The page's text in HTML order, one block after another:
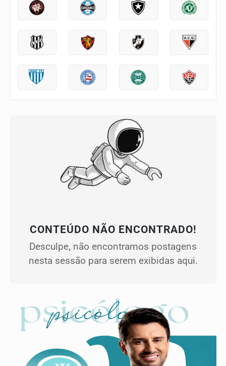
CONTEÚDO NÃO ENCONTRADO!
Desculpe, não encontramos postagens
nesta sessão para serem exibidas aqui.